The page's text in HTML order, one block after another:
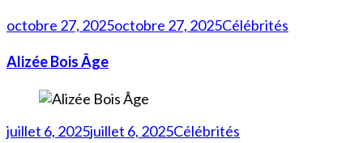
octobre 27, 2025octobre 27, 2025Célébrités
Alizée Bois Âge
juillet 6, 2025juillet 6, 2025Célébrités